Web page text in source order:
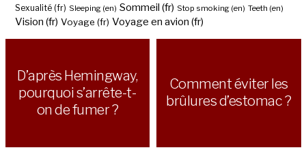
Sexualité (fr) Sleeping (en) Sommeil (fr) Stop smoking (en) Teeth (en)
Vision (fr) Voyage (fr) Voyage en avion (fr)
D’après Hemingway,
pourquoi s’arrête-t-
on de fumer ?
Comment éviter les
brûlures d’estomac ?